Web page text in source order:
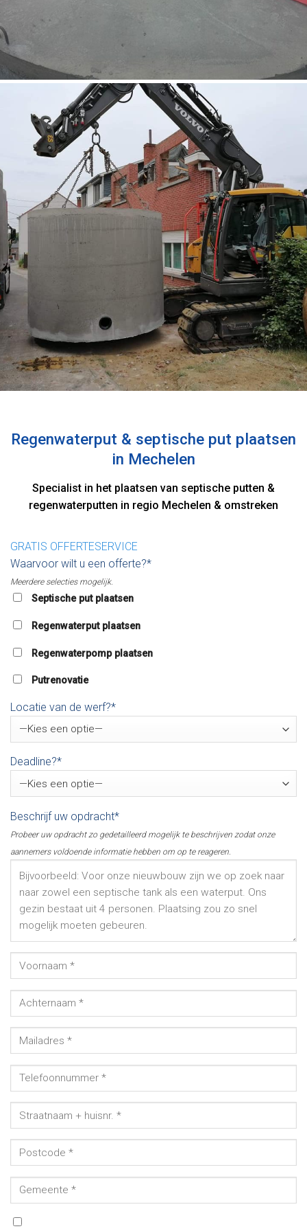
Regenwaterput & septische put plaatsen
in Mechelen
Specialist in het plaatsen van septische putten &
regenwaterputten in regio Mechelen & omstreken
GRATIS OFFERTESERVICE
Waarvoor wilt u een offerte?*
Meerdere selecties mogelijk.
Septische put plaatsen
Regenwaterput plaatsen
Regenwaterpomp plaatsen
Putrenovatie
Locatie van de werf?*
Deadline?*
Beschrijf uw opdracht*
Probeer uw opdracht zo gedetailleerd mogelijk te beschrijven zodat onze
aannemers voldoende informatie hebben om op te reageren.